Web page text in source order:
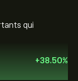
qui
+38.50%